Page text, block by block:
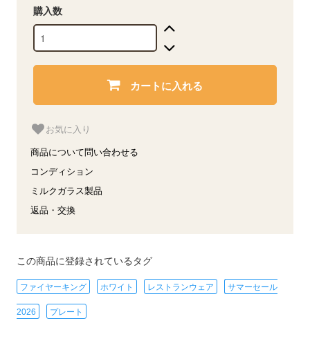
購入数
カートに入れる
お気に入り
商品について問い合わせる
コンディション
ミルクガラス製品
返品・交換
この商品に登録されているタグ
ファイヤーキング ホワイト レストランウェア サマーセール
2026 プレート